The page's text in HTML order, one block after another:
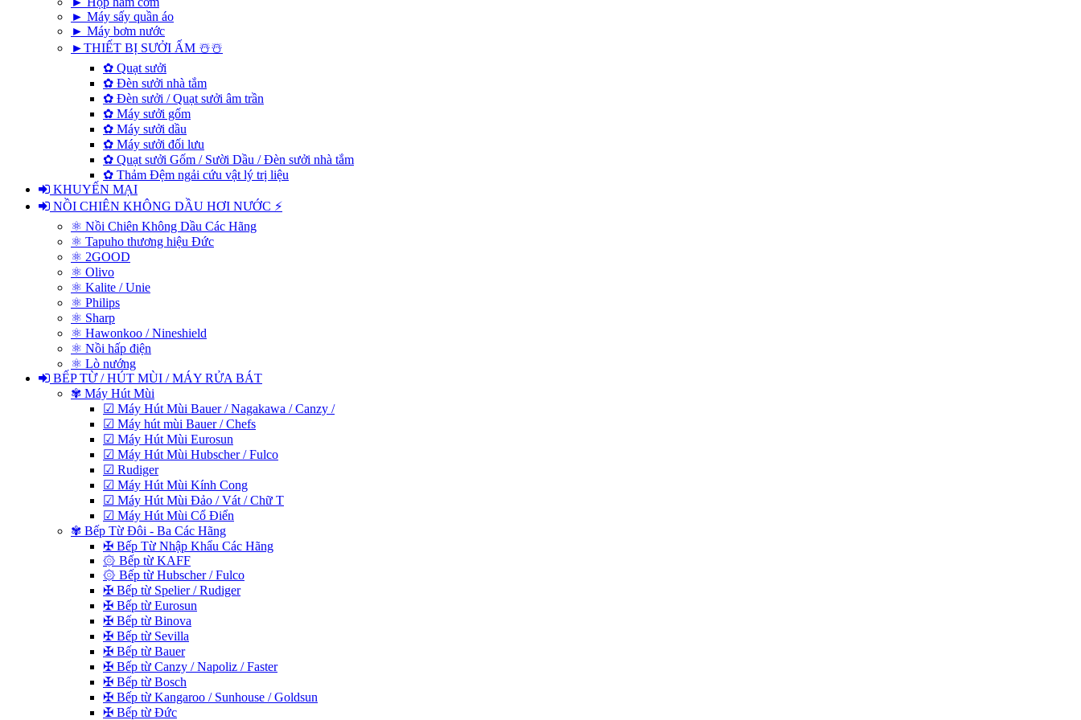
► Máy sấy quần áo
► Máy bơm nước
►THIẾT BỊ SƯỞI ẤM ☃️☃️
✿ Quạt sưởi
✿ Đèn sưởi nhà tắm
✿ Đèn sưởi / Quạt sưởi âm trần
✿ Máy sưởi gốm
✿ Máy sưởi dầu
✿ Máy sưởi đối lưu
✿ Quạt sưởi Gốm / Sười Dầu / Đèn sưởi nhà tắm
✿ Thảm Đệm ngải cứu vật lý trị liệu
KHUYẾN MẠI
NỒI CHIÊN KHÔNG DẦU HƠI NƯỚC ⚡
⚛ Nồi Chiên Không Dầu Các Hãng
⚛ Tapuho thương hiệu Đức
⚛ 2GOOD
⚛ Olivo
⚛ Kalite / Unie
⚛ Philips
⚛ Sharp
⚛ Hawonkoo / Nineshield
⚛ Nồi hấp điện
⚛ Lò nướng
BẾP TỪ / HÚT MÙI / MÁY RỬA BÁT
✾ Máy Hút Mùi
☑ Máy Hút Mùi Bauer / Nagakawa / Canzy /
☑ Máy hút mùi Bauer / Chefs
☑ Máy Hút Mùi Eurosun
☑ Máy Hút Mùi Hubscher / Fulco
☑ Rudiger
☑ Máy Hút Mùi Kính Cong
☑ Máy Hút Mùi Đảo / Vát / Chữ T
☑ Máy Hút Mùi Cổ Điển
✾ Bếp Từ Đôi - Ba Các Hãng
✠ Bếp Từ Nhập Khẩu Các Hãng
۞ Bếp từ KAFF
۞ Bếp từ Hubscher / Fulco
✠ Bếp từ Spelier / Rudiger
✠ Bếp từ Eurosun
✠ Bếp từ Binova
✠ Bếp từ Sevilla
✠ Bếp từ Bauer
✠ Bếp từ Canzy / Napoliz / Faster
✠ Bếp từ Bosch
✠ Bếp từ Kangaroo / Sunhouse / Goldsun
✠ Bếp từ Đức